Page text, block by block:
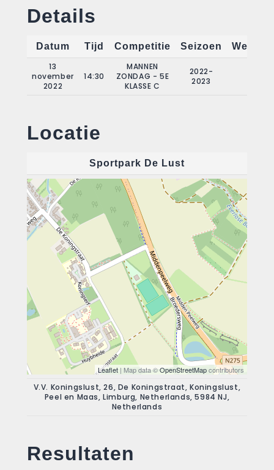
Details
Datum Tijd Competitie Seizoen
13
november
2022
14:30
MANNEN
ZONDAG - 5E
KLASSE C
2022-
2023
Locatie
Sportpark De Lust
Leaflet | Map data ©OpenStreetMapcontributors
V.V. Koningslust, 26, De Koningstraat, Koningslust,
Peel en Maas, Limburg, Netherlands, 5984 NJ,
Netherlands
Resultaten